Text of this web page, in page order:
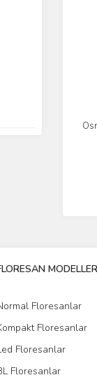
Floresanlar
Floresanlar
Floresanlar
Floresanlar